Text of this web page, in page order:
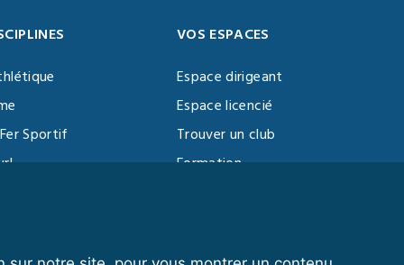
Sportif
VOS ESPACES
Espace dirigeant
Espace licencié
Trouver un club
Formation